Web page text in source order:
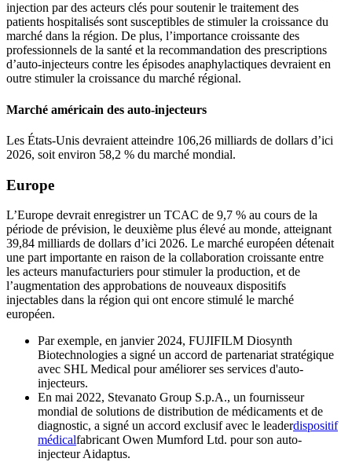
injection par des acteurs clés pour soutenir le traitement des
patients hospitalisés sont susceptibles de stimuler la croissance du
marché dans la région. De plus, l’importance croissante des
professionnels de la santé et la recommandation des prescriptions
d’auto-injecteurs contre les épisodes anaphylactiques devraient en
outre stimuler la croissance du marché régional.
Marché américain des auto-injecteurs
Les États-Unis devraient atteindre 106,26 milliards de dollars d’ici
2026, soit environ 58,2 % du marché mondial.
Europe
L’Europe devrait enregistrer un TCAC de 9,7 % au cours de la
période de prévision, le deuxième plus élevé au monde, atteignant
39,84 milliards de dollars d’ici 2026. Le marché européen détenait
une part importante en raison de la collaboration croissante entre
les acteurs manufacturiers pour stimuler la production, et de
l’augmentation des approbations de nouveaux dispositifs
injectables dans la région qui ont encore stimulé le marché
européen.
Par exemple, en janvier 2024, FUJIFILM Diosynth
Biotechnologies a signé un accord de partenariat stratégique
avec SHL Medical pour améliorer ses services d'auto-
injecteurs.
En mai 2022, Stevanato Group S.p.A., un fournisseur
mondial de solutions de distribution de médicaments et de
diagnostic, a signé un accord exclusif avec le leaderdispositif
médicalfabricant Owen Mumford Ltd. pour son auto-
injecteur Aidaptus.